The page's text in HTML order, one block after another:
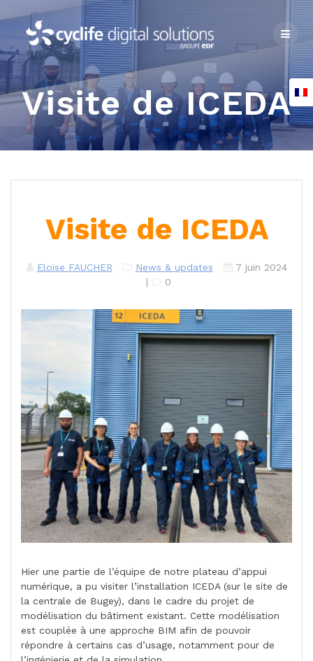
content
Visite de ICEDA
Visite de ICEDA
Eloïse FAUCHER News & updates
7 juin 2024
|
0
Hier une partie de l’équipe de notre plateau d’appui
numérique, a pu visiter l’installation ICEDA (sur le site de
la centrale de Bugey), dans le cadre du projet de
modélisation du bâtiment existant. Cette modélisation
est couplée à une approche BIM afin de pouvoir
répondre à certains cas d’usage, notamment pour de